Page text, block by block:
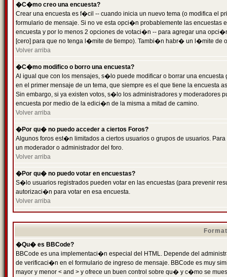
�C�mo creo una encuesta?
Crear una encuesta es f�cil -- cuando inicia un nuevo tema (o modifica el
formulario de mensaje. Si no ve esta opci�n probablemente las
encuesta y por lo menos 2 opciones de votaci�n -- para agregar una
[cero] para que no tenga l�mite de tiempo). Tambi�n habr� un l�mite de
Volver arriba
�C�mo modifico o borro una encuesta?
Al igual que con los mensajes, s�lo puede modificar o borrar una
en el primer mensaje de un tema, que siempre es el que tiene la encuesta
Sin embargo, si ya existen votos, s�lo los administradores y moderadores
encuesta por medio de la edici�n de la misma a mitad de camino.
Volver arriba
�Por qu� no puedo acceder a ciertos Foros?
Algunos foros est�n limitados a ciertos usuarios o grupos de usuarios.
un moderador o administrador del foro.
Volver arriba
�Por qu� no puedo votar en encuestas?
S�lo usuarios registrados pueden votar en las encuestas (para prevenir
autorizaci�n para votar en esa encuesta.
Volver arriba
�Qu� es BBCode?
BBCode es una implementaci�n especial del HTML. Depende del
de verificaci�n en el formulario de ingreso de mensaje. BBCode es muy
mayor y menor < and > y ofrece un buen control sobre qu� y c�mo se